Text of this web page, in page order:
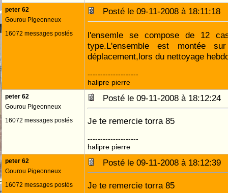
peter 62
Gourou Pigeonneux
16072 messages postés
Posté le 09-11-2008 à 18:11:18
l'ensemle se compose de 12
type.L'ensemble est montée
déplacement,lors du nettoyage
--------------------
halipre pierre
peter 62
Gourou Pigeonneux
16072 messages postés
Posté le 09-11-2008 à 18:12:24
Je te remercie torra 85
--------------------
halipre pierre
peter 62
Gourou Pigeonneux
16072 messages postés
Posté le 09-11-2008 à 18:12:39
Je te remercie torra 85